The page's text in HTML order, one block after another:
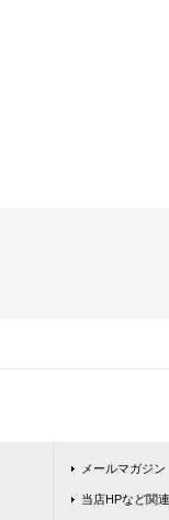
メールマガジン
当店HPなど関